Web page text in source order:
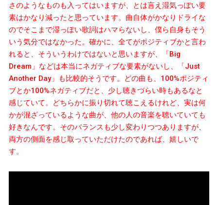
さのようなものも入ってはいますが、とは言え湿気っぽい要
素はかなり減ったと思っています。曲自体がかなりドライな
のでそこまで湿っぽい歌詞はハマらないし、僕ら自身もそう
いう気分ではなかった。確かに、全てがポジティブかと言わ
れると、そういうわけではないと思いますが、「Big
Dream」などは本当にネガティブな要素がないし、「Just
Another Day」も比較的そうです。どの曲も、100%ポジティ
ブとか100%ネガティブだと、少し聴きづらい時もあるなと
感じていて。どちらかに振り切れて聴こえるけれど、実は何
かが混ざっているような曲が、他の人の音楽を聴いていても
好きなんです。そのバランスも少し変わりつつありますが、
両方の側面を感じ取っていただけたのであれば、嬉しいで
す。